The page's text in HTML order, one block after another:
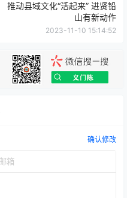
推动县域文化“活起来” 进贤铅
山有新动作
2023-11-10 15:14:52
确认修改